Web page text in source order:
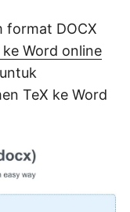
format DOCX
Word online
TeX ke Word